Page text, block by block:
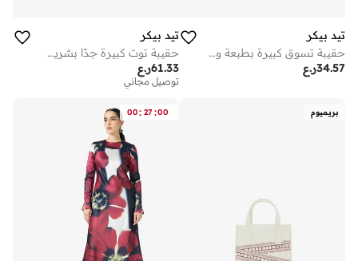
تيد بيكر
حقيبة تسوق كبيرة بطبعة وردة
ر.ع34.57
تيد بيكر
حقيبة توت كبيرة جدًا بشريط إيقونة
ر.ع61.33
توصيل مجاني
بريميوم 00: 27 :00